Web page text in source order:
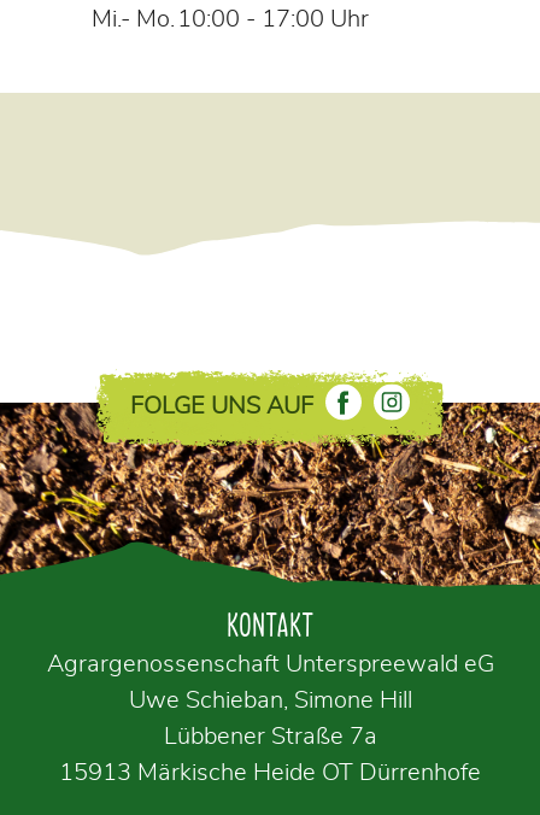
Mi.- Mo. 10:00 - 17:00 Uhr
FOLGE UNS AUF
KONTAKT
Agrargenossenschaft Unterspreewald eG
Uwe Schieban, Simone Hill
Lübbener Straße 7a
15913 Märkische Heide OT Dürrenhofe